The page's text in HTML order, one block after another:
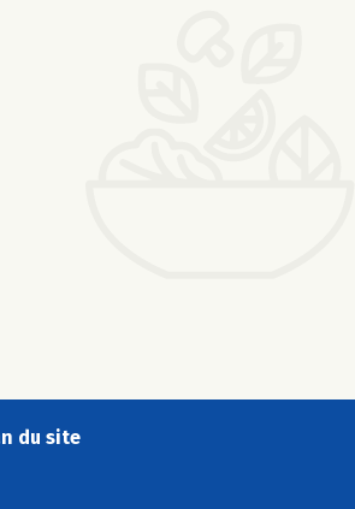
du site